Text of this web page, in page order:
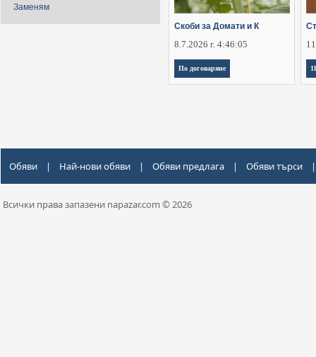
Заменям
Скоби за Домати и К
8.7.2026 г. 4:46:05
По договаряне
Обяви | Най-нови обяви | Обяви предлага | Обяви търси |
Всички права запазени napazar.com © 2026